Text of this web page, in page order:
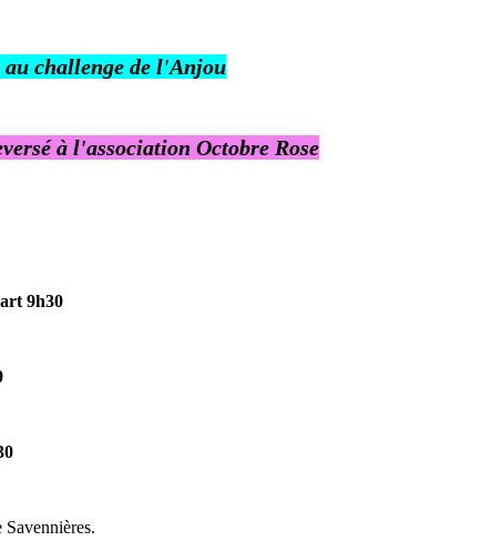
challenge de l'Anjou
à l'association Octobre Rose
9h30
10h00
Savennières.